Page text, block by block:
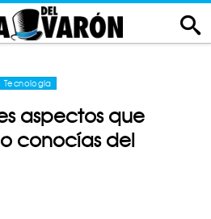
Tecnología
aspectos que
conocías del